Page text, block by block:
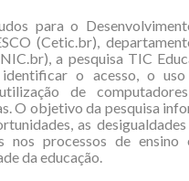
para o
(Cetic.br),
a pesquisa TIC
identificar o acesso, o
de
O objetivo da pesquisa
as desigualdades
nos processos de ensino
da educação.